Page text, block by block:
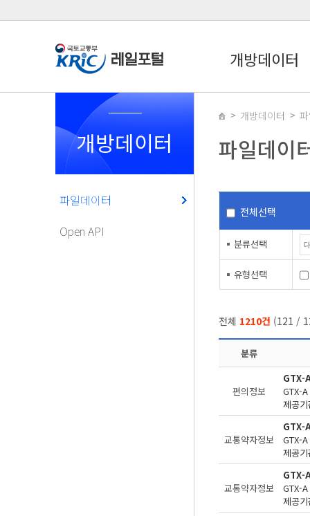
개방데이터
개방데이터
파일데이터
Open API
개방데이터
파일데이
전체선택
분류선택
유형선택
전체 1210건 (121 /
분류
편의정보
GTX-
제공
교통약자정보
GTX-
제공
교통약자정보
GTX-
제공